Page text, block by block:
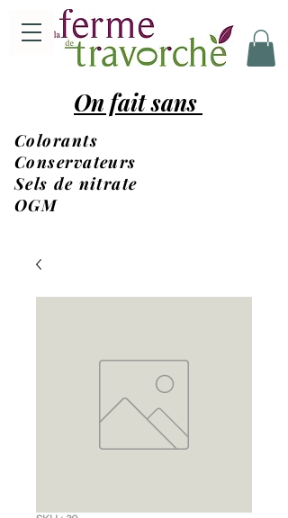
Colorants
Conservateurs
Sels de nitrate
OGM
On fait sans